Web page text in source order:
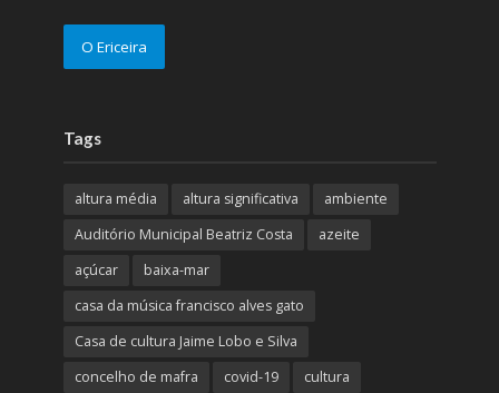
O Ericeira
Tags
altura média altura significativa
ambiente
Auditório Municipal Beatriz Costa
azeite
açúcar
baixa-mar
casa da música francisco alves gato
Casa de cultura Jaime Lobo e Silva
concelho de mafra
covid-19
cultura